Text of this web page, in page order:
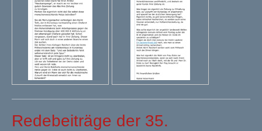
Redebeiträge der 35.